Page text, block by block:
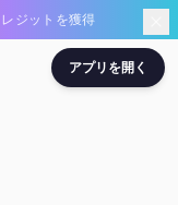
ジットを獲得
アプリを開く